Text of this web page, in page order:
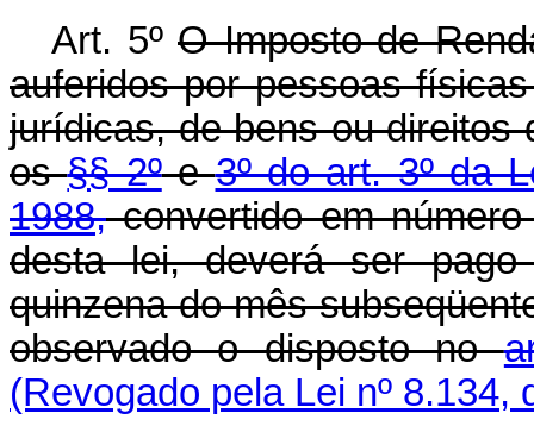
Art. 5º O Imposto de
auferidos por pessoas
jurídicas, de bens ou direitos
os§§ 2ºe3º do art. 3º da
1988,convertido em
desta lei, deverá ser
quinzena do mês
observado o disposto no
(Revogado pela Lei nº 8.134,